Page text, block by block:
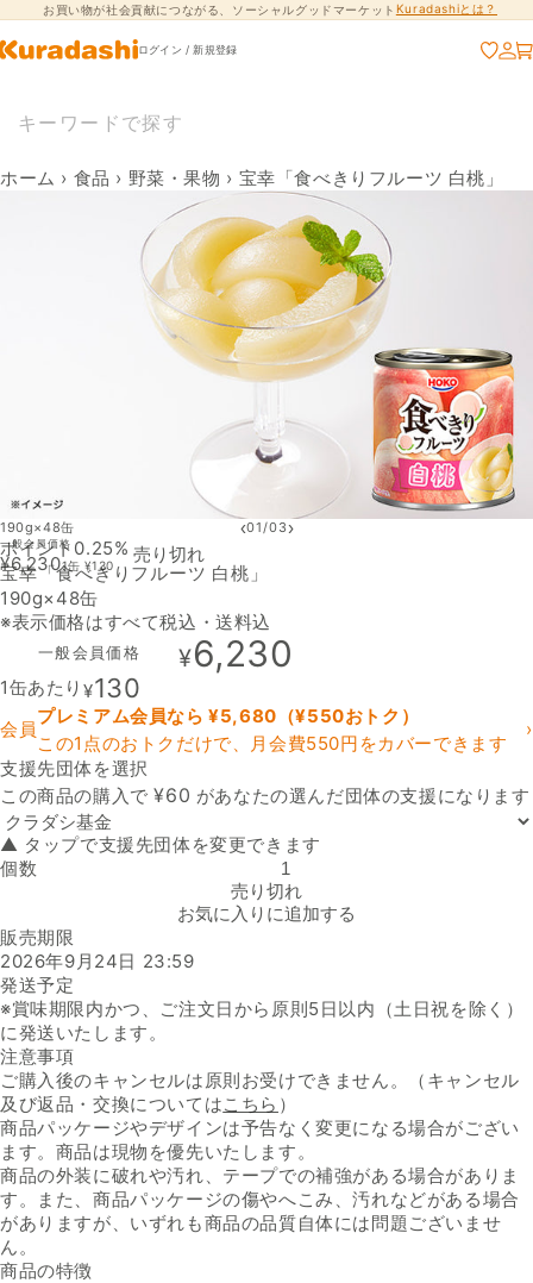
コンテンツに進
む
お買い物が社会貢献につながる、ソーシャルグッドマーケット Kuradashiとは？
ログイン / 新規登録
ホーム › 食品 › 野菜・果物 › 宝幸「食べきりフルーツ 白桃」
190g×48缶 ‹01/03›
ポイント0.25%
宝幸「食べきりフルーツ 白桃」
190g×48缶
※表示価格はすべて税込・送料込
一般会員価格 ¥6,230
1缶あたり ¥130
会員
プレミアム会員なら ¥5,680 （¥550おトク）
この1点のおトクだけで、月会費550円をカバーできます
›
支援先団体を選択
この商品の購入で¥60 があなたの選んだ団体の支援になります
支援先団体
▲ タップで支援先団体を変更できます
個数宝幸「食べきりフルーツ 白桃」の数量を減らす
売り切れ
お気に入りに追加する
販売期限
2026年9月24日 23:59
発送予定
※賞味期限内かつ、ご注文日から原則5日以内（土日祝を除く）
に発送いたします。
注意事項
ご購入後のキャンセルは原則お受けできません。（キャンセル
及び返品・交換についてはこちら ）
商品パッケージやデザインは予告なく変更になる場合がござい
ます。商品は現物を優先いたします。
商品の外装に破れや汚れ、テープでの補強がある場合がありま
す。また、商品パッケージの傷やへこみ、汚れなどがある場合
がありますが、いずれも商品の品質自体には問題ございませ
ん。
一般会員価格
¥6,2301缶 ¥130
売り切れ
商品の特徴